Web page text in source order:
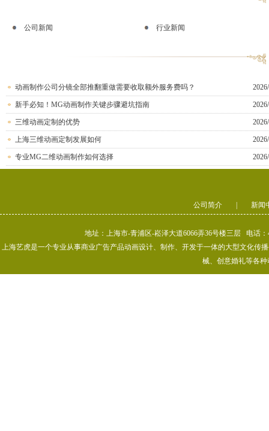
公司新闻 行业新闻
动画制作公司分镜全部推翻重做需要收取额外服务费吗？
新手必知！MG动画制作关键步骤避坑指南
三维动画定制的优势
上海三维动画定制发展如何
专业MG二维动画制作如何选择
公司简介 新闻
地址：上海市-青浦区-崧泽大道6066弄36号楼三层 电话
上海艺虎是一个专业从事商业广告产品动画设计、制作、开发于一体的大型文化传
械、创意婚礼等各